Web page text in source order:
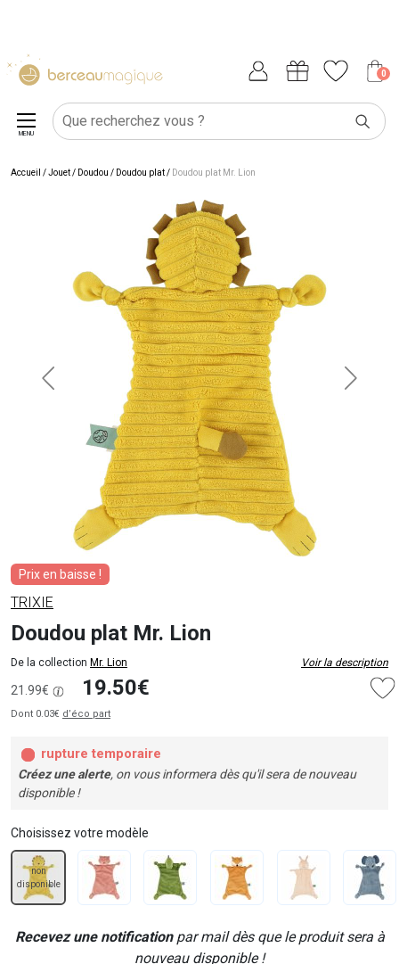
0
MENU
Accueil /Jouet/ Doudou / Doudou plat/ Doudou plat Mr. Lion
Prix en baisse !
TRIXIE
Doudou plat Mr. Lion
De la collection Mr. Lion Voir la description
21.99€ 19.50€
Dont 0.03€ d’éco part
rupture temporaire
Créez une alerte, on vous informera dès qu'il sera de nouveau
disponible !
Choisissez votre modèle
non
disponible
Recevez une notificationpar mail dès que le produit sera à
nouveau disponible !